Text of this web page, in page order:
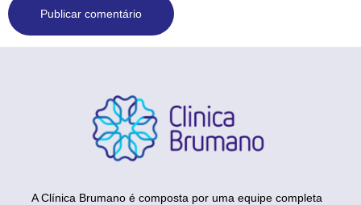
A Clínica Brumano é composta por uma equipe completa